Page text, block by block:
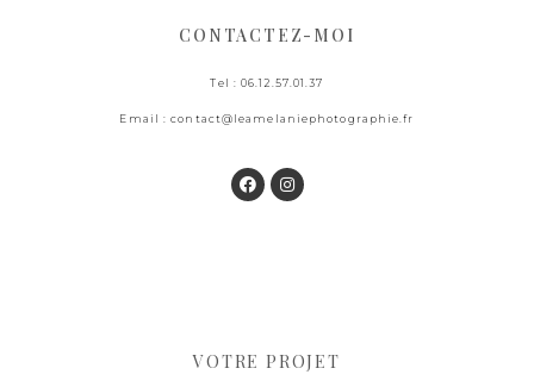
CONTACTEZ-MOI
Tel :06.12.57.01.37
Email : contact@leamelaniephotographie.fr
VOTRE PROJET